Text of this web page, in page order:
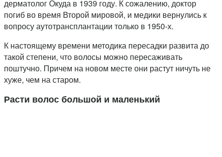
дерматолог Окуда в 1939 году. К сожалению, доктор
погиб во время Второй мировой, и медики вернулись к
вопросу аутотрансплантации только в 1950-х.
К настоящему времени методика пересадки развита до
такой степени, что волосы можно пересаживать
поштучно. Причем на новом месте они растут ничуть не
хуже, чем на старом.
Расти волос большой и маленький